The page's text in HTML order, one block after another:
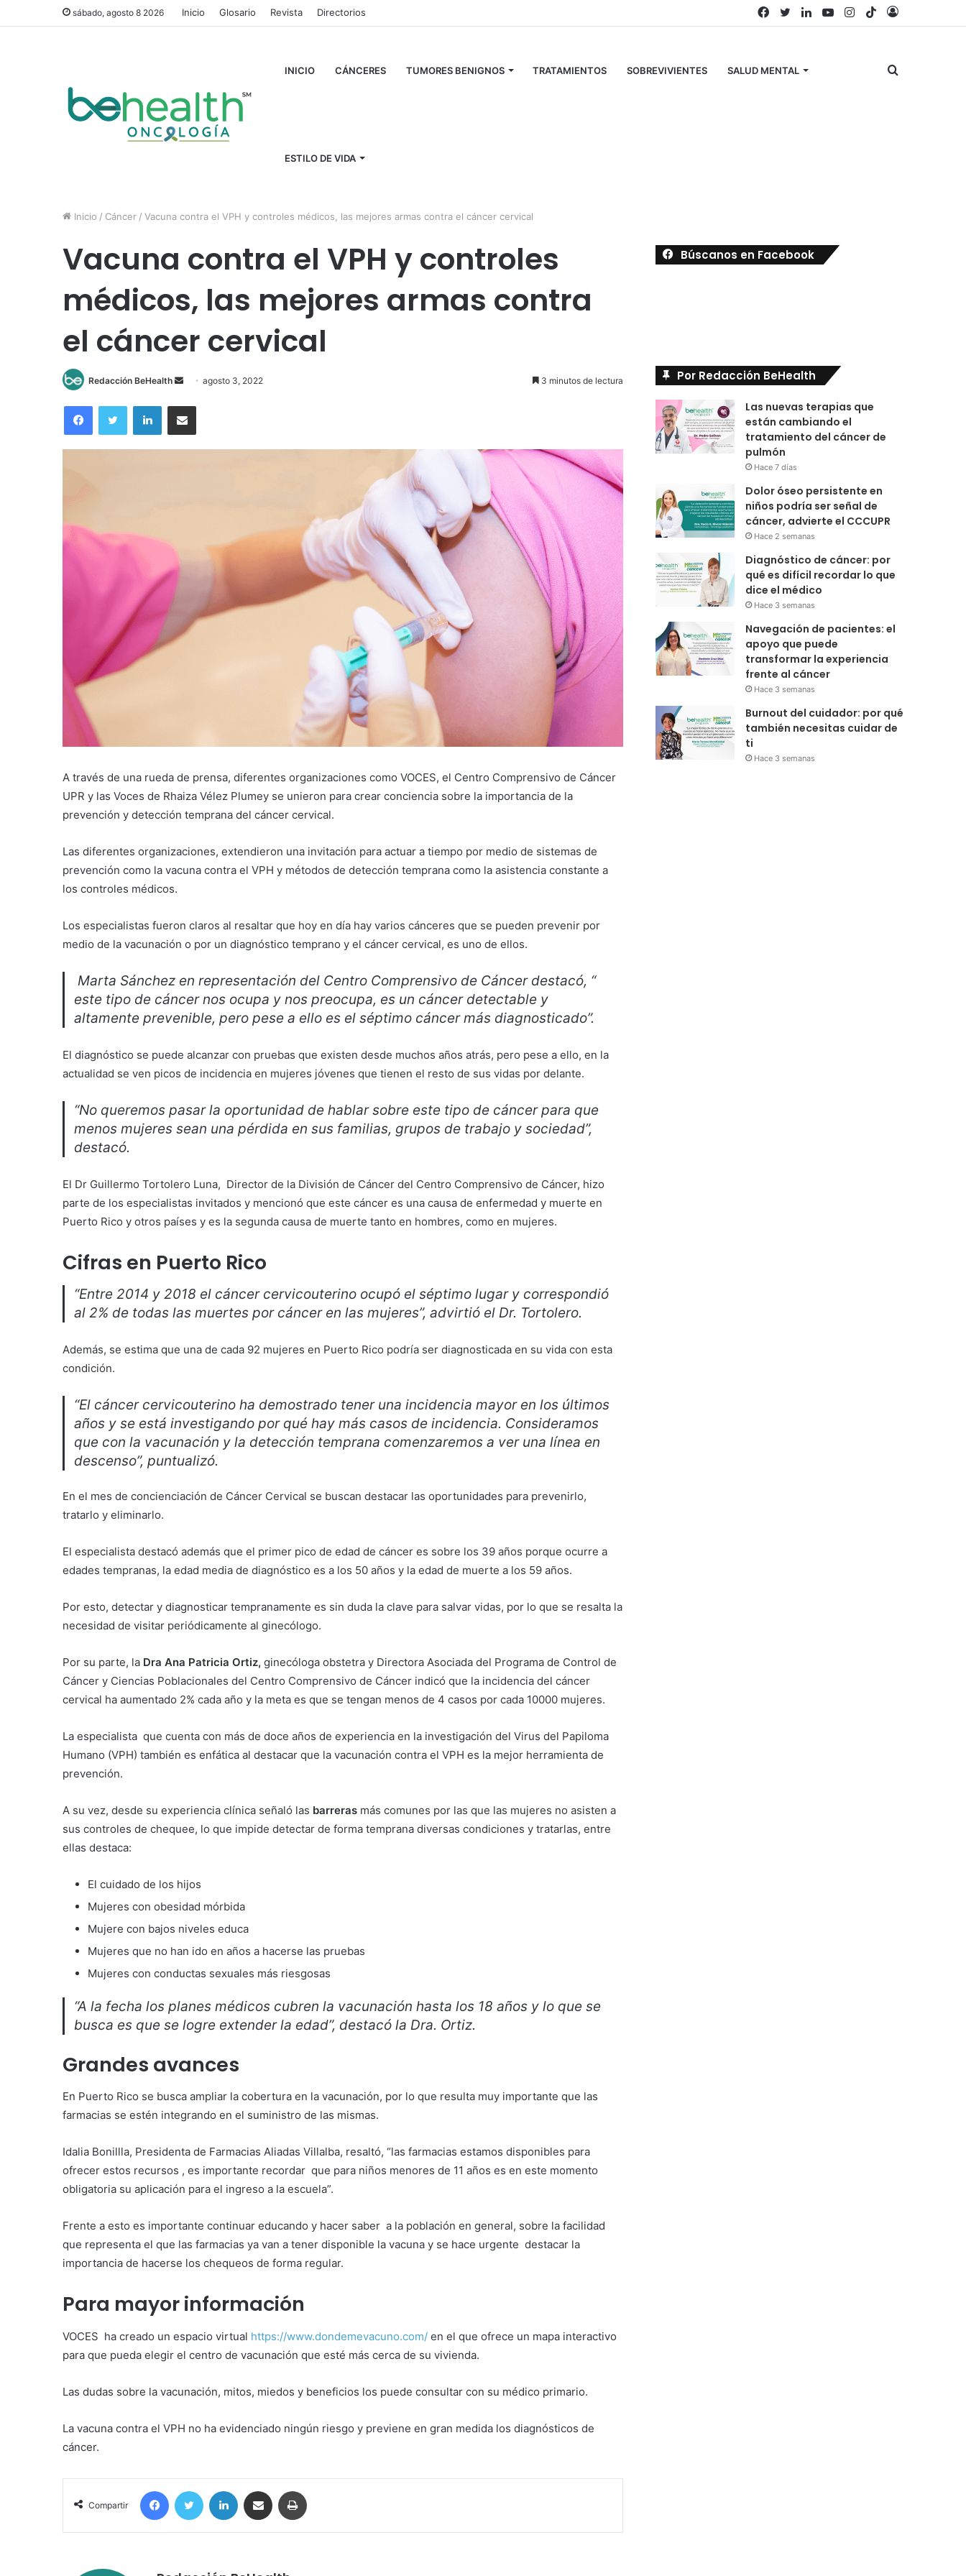
sábado, agosto 8 2026 Inicio Glosario Revista Directorios Acceso
TikTok
Instagram
YouTube
LinkedIn
Twitter
Facebook
INICIO CÁNCERES TUMORES BENIGNOS TRATAMIENTOS SOBREVIVIENTES SALUD MENTAL
ESTILO DE VIDA
Buscar
Inicio / Cáncer / Vacuna contra el VPH y controles médicos, las mejores armas contra el cáncer cervical
Vacuna contra el VPH y controles
médicos, las mejores armas contra
el cáncer cervical
Redacción BeHealth
Send
email
agosto 3, 2022 3 minutos de lectura
FacebookTwitter LinkedInCompartir por correo electrónico
A través de una rueda de prensa, diferentes organizaciones como VOCES, el Centro Comprensivo de Cáncer
UPR y las Voces de Rhaiza Vélez Plumey se unieron para crear conciencia sobre la importancia de la
prevención y detección temprana del cáncer cervical.
Las diferentes organizaciones, extendieron una invitación para actuar a tiempo por medio de sistemas de
prevención como la vacuna contra el VPH y métodos de detección temprana como la asistencia constante a
los controles médicos.
Los especialistas fueron claros al resaltar que hoy en día hay varios cánceres que se pueden prevenir por
medio de la vacunación o por un diagnóstico temprano y el cáncer cervical, es uno de ellos.
Marta Sánchez en representación del Centro Comprensivo de Cáncer destacó, “
este tipo de cáncer nos ocupa y nos preocupa, es un cáncer detectable y
altamente prevenible, pero pese a ello es el séptimo cáncer más diagnosticado”.
El diagnóstico se puede alcanzar con pruebas que existen desde muchos años atrás, pero pese a ello, en la
actualidad se ven picos de incidencia en mujeres jóvenes que tienen el resto de sus vidas por delante.
“No queremos pasar la oportunidad de hablar sobre este tipo de cáncer para que
menos mujeres sean una pérdida en sus familias, grupos de trabajo y sociedad”,
destacó.
El Dr Guillermo Tortolero Luna, Director de la División de Cáncer del Centro Comprensivo de Cáncer, hizo
parte de los especialistas invitados y mencionó que este cáncer es una causa de enfermedad y muerte en
Puerto Rico y otros países y es la segunda causa de muerte tanto en hombres, como en mujeres.
Cifras en Puerto Rico
“Entre 2014 y 2018 el cáncer cervicouterino ocupó el séptimo lugar y correspondió
al 2% de todas las muertes por cáncer en las mujeres”, advirtió el Dr. Tortolero.
Además, se estima que una de cada 92 mujeres en Puerto Rico podría ser diagnosticada en su vida con esta
condición.
“El cáncer cervicouterino ha demostrado tener una incidencia mayor en los últimos
años y se está investigando por qué hay más casos de incidencia. Consideramos
que con la vacunación y la detección temprana comenzaremos a ver una línea en
descenso”, puntualizó.
En el mes de concienciación de Cáncer Cervical se buscan destacar las oportunidades para prevenirlo,
tratarlo y eliminarlo.
El especialista destacó además que el primer pico de edad de cáncer es sobre los 39 años porque ocurre a
edades tempranas, la edad media de diagnóstico es a los 50 años y la edad de muerte a los 59 años.
Por esto, detectar y diagnosticar tempranamente es sin duda la clave para salvar vidas, por lo que se resalta la
necesidad de visitar periódicamente al ginecólogo.
Por su parte, la Dra Ana Patricia Ortiz, ginecóloga obstetra y Directora Asociada del Programa de Control de
Cáncer y Ciencias Poblacionales del Centro Comprensivo de Cáncer indicó que la incidencia del cáncer
cervical ha aumentado 2% cada año y la meta es que se tengan menos de 4 casos por cada 10000 mujeres.
La especialista que cuenta con más de doce años de experiencia en la investigación del Virus del Papiloma
Humano (VPH) también es enfática al destacar que la vacunación contra el VPH es la mejor herramienta de
prevención.
A su vez, desde su experiencia clínica señaló las barreras más comunes por las que las mujeres no asisten a
sus controles de chequee, lo que impide detectar de forma temprana diversas condiciones y tratarlas, entre
ellas destaca:
El cuidado de los hijos
Mujeres con obesidad mórbida
Mujere con bajos niveles educa
Mujeres que no han ido en años a hacerse las pruebas
Mujeres con conductas sexuales más riesgosas
“A la fecha los planes médicos cubren la vacunación hasta los 18 años y lo que se
busca es que se logre extender la edad”, destacó la Dra. Ortiz.
Grandes avances
En Puerto Rico se busca ampliar la cobertura en la vacunación, por lo que resulta muy importante que las
farmacias se estén integrando en el suministro de las mismas.
Idalia Bonillla, Presidenta de Farmacias Aliadas Villalba, resaltó, “las farmacias estamos disponibles para
ofrecer estos recursos , es importante recordar que para niños menores de 11 años es en este momento
obligatoria su aplicación para el ingreso a la escuela”.
Frente a esto es importante continuar educando y hacer saber a la población en general, sobre la facilidad
que representa el que las farmacias ya van a tener disponible la vacuna y se hace urgente destacar la
importancia de hacerse los chequeos de forma regular.
Para mayor información
VOCES ha creado un espacio virtual https://www.dondemevacuno.com/ en el que ofrece un mapa interactivo
para que pueda elegir el centro de vacunación que esté más cerca de su vivienda.
Las dudas sobre la vacunación, mitos, miedos y beneficios los puede consultar con su médico primario.
La vacuna contra el VPH no ha evidenciado ningún riesgo y previene en gran medida los diagnósticos de
cáncer.
Compartir
FacebookTwitter LinkedIn Compartir por correo electrónico
Búscanos en Facebook
Por Redacción BeHealth
Las nuevas terapias que
están cambiando el
tratamiento del cáncer de
pulmón
Hace 7 días
Dolor óseo persistente en
niños podría ser señal de
cáncer, advierte el CCCUPR
Hace 2 semanas
Diagnóstico de cáncer: por
qué es difícil recordar lo que
dice el médico
Hace 3 semanas
Navegación de pacientes: el
apoyo que puede
transformar la experiencia
frente al cáncer
Hace 3 semanas
Burnout del cuidador: por qué
también necesitas cuidar de
ti
Hace 3 semanas